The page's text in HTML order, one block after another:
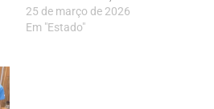
25 de março de 2026
Em "Estado"